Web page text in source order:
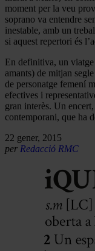
moment per la veu
soprano va entendre
inestable, amb un
si aquest repertori és
En definitiva, un viatge
amants) de mitjan
de personatge femení
efectives i
gran interès. Un
contemporani, que ha
22 gener, 2015
per Redacció RMC